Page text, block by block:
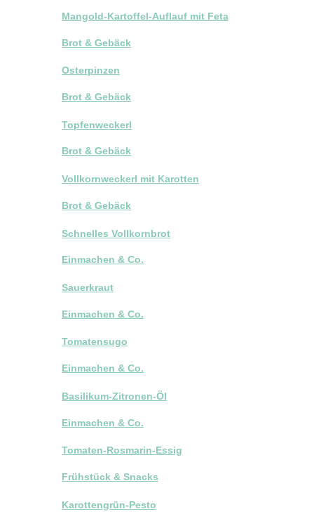
Mangold-Kartoffel-Auflauf mit Feta
Brot & Gebäck
Osterpinzen
Brot & Gebäck
Topfenweckerl
Brot & Gebäck
Vollkornweckerl mit Karotten
Brot & Gebäck
Schnelles Vollkornbrot
Einmachen & Co.
Sauerkraut
Einmachen & Co.
Tomatensugo
Einmachen & Co.
Basilikum-Zitronen-Öl
Einmachen & Co.
Tomaten-Rosmarin-Essig
Frühstück & Snacks
Karottengrün-Pesto